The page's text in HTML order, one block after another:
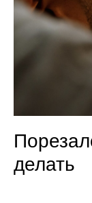
делать